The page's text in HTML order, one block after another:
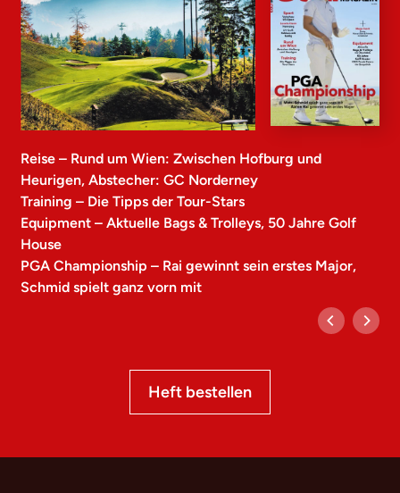
Reise – Rund um Wien: Zwischen Hofburg und
Heurigen, Abstecher: GC Norderney
Training – Die Tipps der Tour-Stars
Equipment – Aktuelle Bags & Trolleys, 50 Jahre Golf
House
PGA Championship – Rai gewinnt sein erstes Major,
Schmid spielt ganz vorn mit
Heft bestellen